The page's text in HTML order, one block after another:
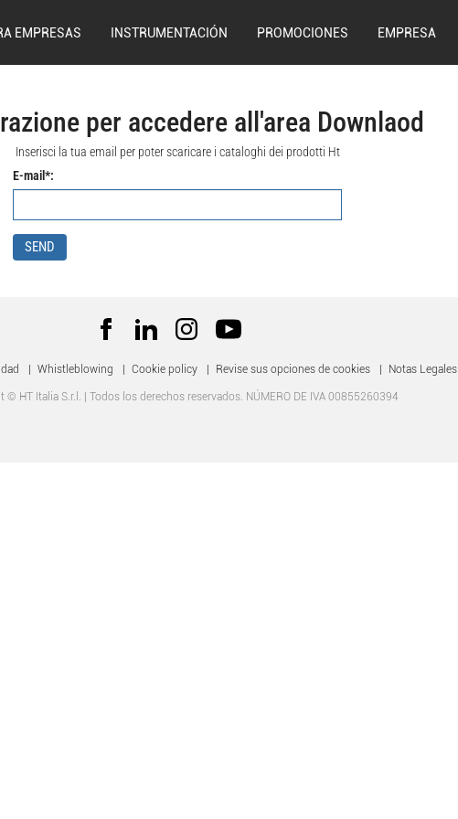
EMPRESAS INSTRUMENTACIÓN PROMOCIONES EMPRESA
per accedere all'area Downlaod
Inserisci la tua email per poter scaricare i cataloghi dei prodotti Ht
E-mail*:
SEND
Whistleblowing Cookie policy Revise sus opciones de cookies Notas Legales
© HT Italia S.r.l. | Todos los derechos reservados. NÚMERO DE IVA 00855260394